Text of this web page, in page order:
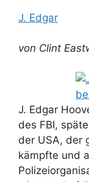
J. Edgar
von Clint
J. Edgar
des FBI,
der USA, der
kämpfte und